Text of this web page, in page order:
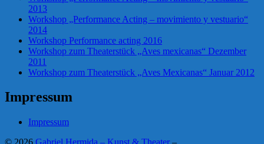
2013
Workshop „Performance Acting – movimiento y vestuario“
2014
Workshop Performance acting 2016
Workshop zum Theaterstück „Aves mexicanas“ Dezember
2011
Workshop zum Theaterstück „Aves Mexicanas“ Januar 2012
Impressum
Impressum